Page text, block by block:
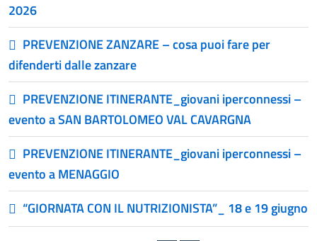
2026
PREVENZIONE ZANZARE – cosa puoi fare per
difenderti dalle zanzare
PREVENZIONE ITINERANTE_giovani iperconnessi –
evento a SAN BARTOLOMEO VAL CAVARGNA
PREVENZIONE ITINERANTE_giovani iperconnessi –
evento a MENAGGIO
“GIORNATA CON IL NUTRIZIONISTA”_ 18 e 19 giugno